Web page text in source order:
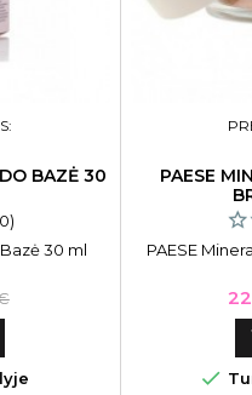
BAZĖ 30
30 ml
PAESE
PAESE
